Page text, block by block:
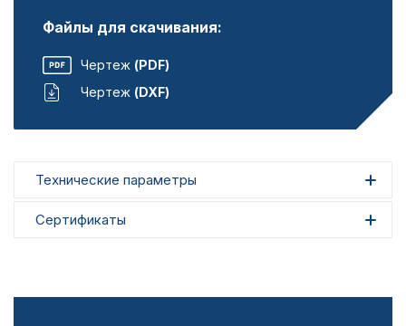
Файлы для скачивания:
Чертеж (PDF)
Чертеж (DXF)
Технические параметры
Сертификаты